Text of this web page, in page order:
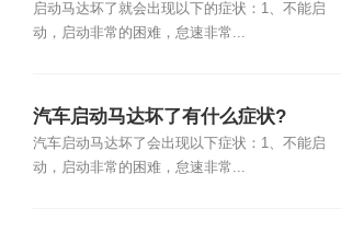
启动马达坏了就会出现以下的症状：1、不能启
动，启动非常的困难，怠速非常...
汽车启动马达坏了有什么症状?
汽车启动马达坏了会出现以下症状：1、不能启
动，启动非常的困难，怠速非常...